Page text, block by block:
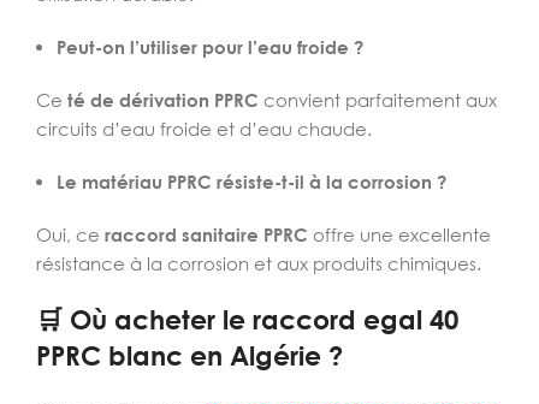
Peut-on l’utiliser pour l’eau froide ?
Ce té de dérivation PPRC convient parfaitement aux
circuits d’eau froide et d’eau chaude.
Le matériau PPRC résiste-t-il à la corrosion ?
Oui, ce raccord sanitaire PPRC offre une excellente
résistance à la corrosion et aux produits chimiques.
🛒 Où acheter le raccord egal 40
PPRC blanc en Algérie ?